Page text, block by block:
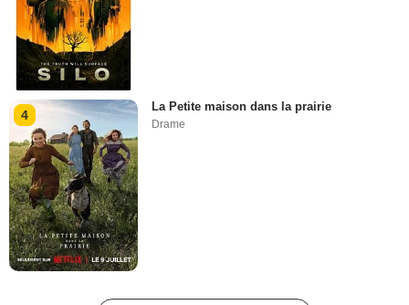
4
La Petite maison dans la prairie
Drame